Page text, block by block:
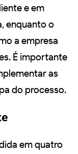
e em
enquanto o
a empresa
É importante
as
do processo.
em quatro